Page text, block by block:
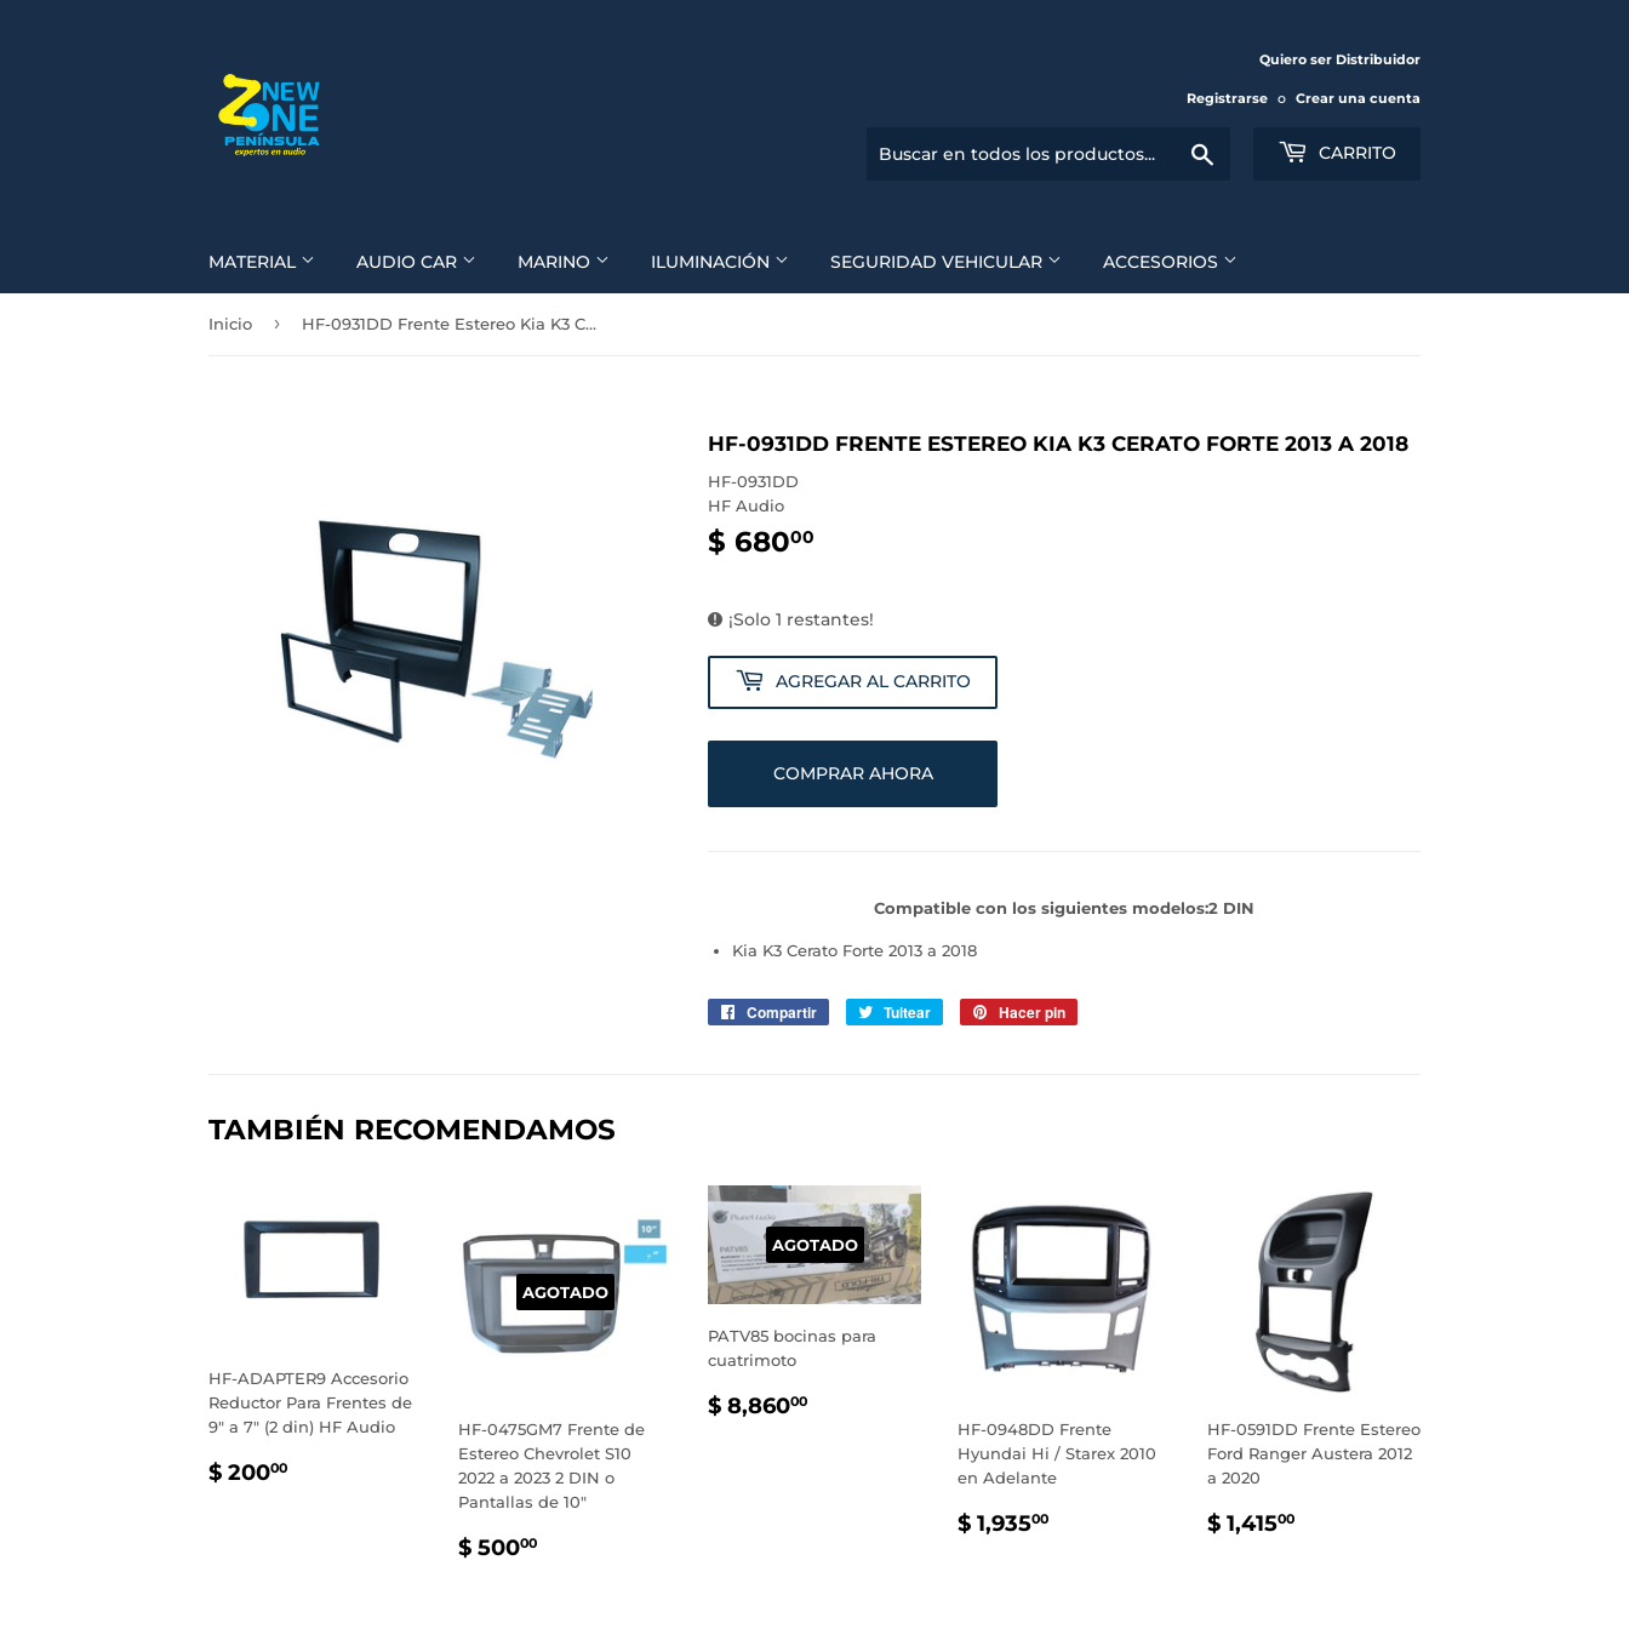
Quiero ser Distribuidor
Registrarse o Crear una cuenta
CARRITO
MATERIAL AUDIO CAR MARINO ILUMINACIÓN SEGURIDAD VEHICULAR ACCESORIOS
Inicio › HF-0931DD Frente Estereo Kia K3 Cerato Forte 2013 a 2018
HF-0931DD FRENTE ESTEREO KIA K3 CERATO FORTE 2013 A 2018
HF-0931DD
HF Audio
$ 68000
¡Solo 1 restantes!
AGREGAR AL CARRITO
COMPRAR AHORA
Compatible con los siguientes modelos:2 DIN
Kia K3 Cerato Forte 2013 a 2018
Compartir
CompartirTuitear
Tuitear Hacer pin
TAMBIÉN RECOMENDAMOS
HF-ADAPTER9 Accesorio
Reductor Para Frentes de
9" a 7" (2 din) HF Audio
PRECIO
$ 20000
AGOTADO
HF-0475GM7 Frente de
Estereo Chevrolet S10
2022 a 2023 2 DIN o
Pantallas de 10"
PRECIO
$ 50000
AGOTADO
PATV85 bocinas para
cuatrimoto
PRECIO
$ 8,86000
HF-0948DD Frente
Hyundai Hi / Starex 2010
en Adelante
PRECIO
$ 1,93500
HF-0591DD Frente Estereo
Ford Ranger Austera 2012
a 2020
PRECIO
$ 1,41500